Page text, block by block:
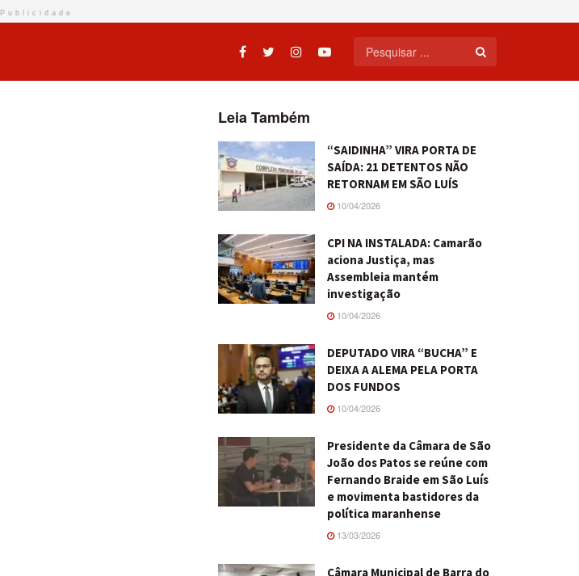
Publicidade
Leia Também
“SAIDINHA” VIRA PORTA DE
SAÍDA: 21 DETENTOS NÃO
RETORNAM EM SÃO LUÍS
10/04/2026
CPI NA INSTALADA: Camarão
aciona Justiça, mas
Assembleia mantém
investigação
10/04/2026
DEPUTADO VIRA “BUCHA” E
DEIXA A ALEMA PELA PORTA
DOS FUNDOS
10/04/2026
Presidente da Câmara de São
João dos Patos se reúne com
Fernando Braide em São Luís
e movimenta bastidores da
política maranhense
13/03/2026
Câmara Municipal de Barra do